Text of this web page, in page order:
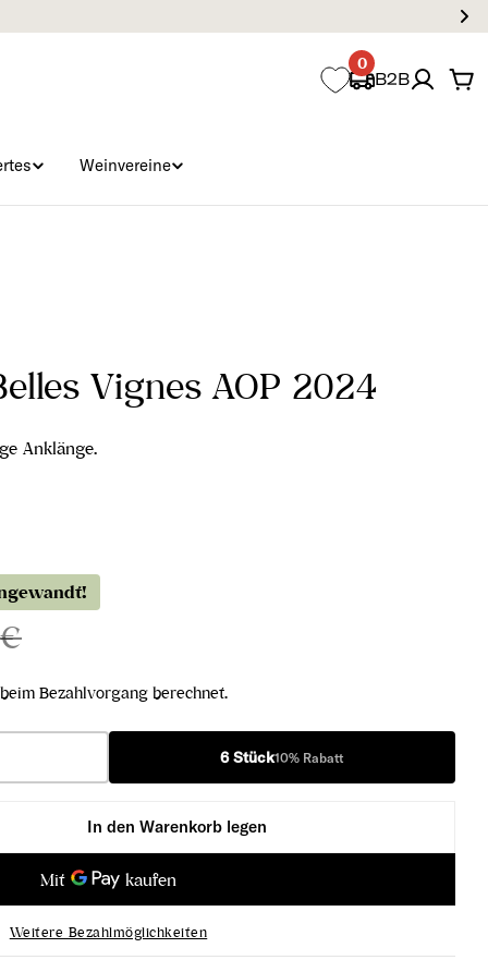
0
B2B
Weinvereine
Vignes AOP 2024
Anklänge.
Bezahlvorgang berechnet.
6 Stück10% Rabatt
Vignes AOP 2024 verringern
Les Belles Vignes AOP 2024 erhöhen
In den Warenkorb legen
Weitere Bezahlmöglichkeiten